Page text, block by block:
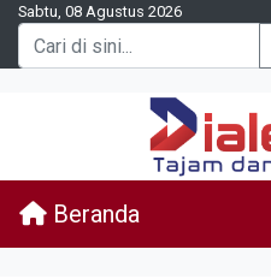
Sabtu, 08 Agustus 2026
Beranda